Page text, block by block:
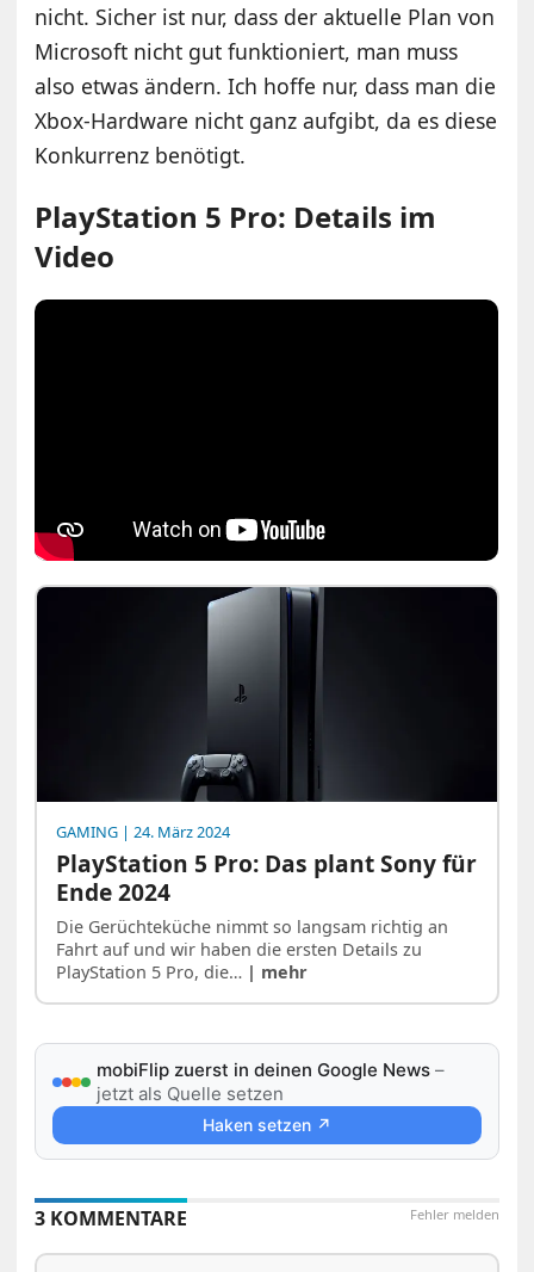
nicht. Sicher ist nur, dass der aktuelle Plan von
Microsoft nicht gut funktioniert, man muss
also etwas ändern. Ich hoffe nur, dass man die
Xbox-Hardware nicht ganz aufgibt, da es diese
Konkurrenz benötigt.
PlayStation 5 Pro: Details im
Video
GAMING | 24. März 2024
PlayStation 5 Pro: Das plant Sony für
Ende 2024
Die Gerüchteküche nimmt so langsam richtig an
Fahrt auf und wir haben die ersten Details zu
PlayStation 5 Pro, die… | mehr
mobiFlip zuerst in deinen Google News –
jetzt als Quelle setzen
Haken setzen ↗
Fehler melden
3 KOMMENTARE